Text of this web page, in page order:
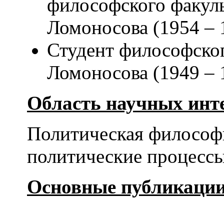
философского
Ломоносова (1954 –
Студент
Ломоносова (1949 –
Область научных
Политическая
политические
Основные